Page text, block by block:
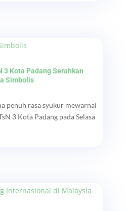
3 Kota Padang Serahkan
Simbolis
penuh rasa syukur mewarnai
3 Kota Padang pada Selasa